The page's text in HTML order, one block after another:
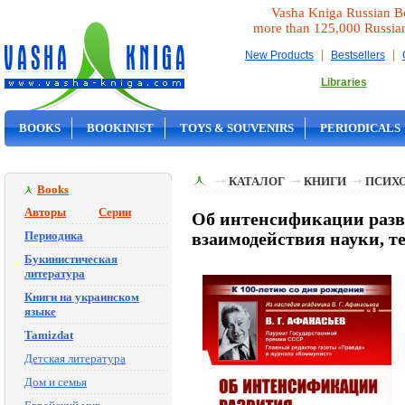
Vasha Kniga Russian
more than 125,000
New Products | Bestsellers |
Libraries
BOOKS BOOKINIST TOYS & SOUVENIRS PERIODICALS
Books
Авторы
Серии
Периодика
Букинистическая
литература
Книги на украинском
языке
Tamizdat
Детская литература
Дом и семья
КАТАЛОГ КНИГИ
Об интенсификации
взаимодействия науки,